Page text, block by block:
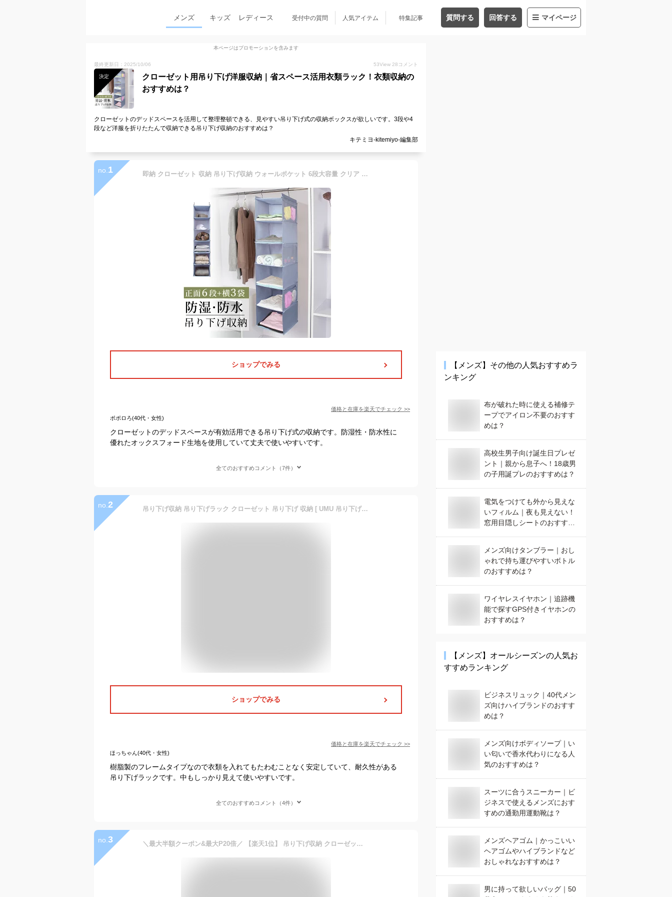
メンズ キッズ レディース 受付中の質問 人気アイテム 特集記事 質問する 回答する マイページ
本ページはプロモーションを含みます
最終更新日：2025/10/06 53View 28 コメント
決定
クローゼット用吊り下げ洋服収納｜省スペース活用衣類ラック！衣類収納の
おすすめは？
クローゼットのデッドスペースを活用して整理整頓できる、見やすい吊り下げ式の収納ボックスが欲しいです。3段や4
段など洋服を折りたたんで収納できる吊り下げ収納のおすすめは？
キテミヨ-kitemiyo-編集部
no. 1 即納 クローゼット 収納 吊り下げ収納 ウォールポケット 6段大容量 クリア 家庭選択 隙間収納 帽子掛け 靴下 下着 ズボン 衣類収納ラック 小物入れ 収納ボックス 折りたたみ 整理ボックス 手洗い可能 おしゃれ 北欧 新生活 ブルー ホワイト
ショップでみる
価格と在庫を楽天でチェック >>
ポポロろ(40代・女性)
クローゼットのデッドスペースが有効活用できる吊り下げ式の収納です。防湿性・防水性に
優れたオックスフォード生地を使用していて丈夫で使いやすいです。
全てのおすすめコメント（7件）
no. 2 吊り下げ収納 吊り下げラック クローゼット 吊り下げ 収納 [ UMU 吊り下げラック ( スリム5段｜レギュラー3段｜レギュラー5段 ) ] つり下げ 吊り下げ棚 プラスチック たためる 折りたたみ コンパクト 浮かせる収納 ロッカー ハンギングラック 吊るし セーター カバン MISM
ショップでみる
価格と在庫を楽天でチェック >>
ほっちゃん(40代・女性)
樹脂製のフレームタイプなので衣類を入れてもたわむことなく安定していて、耐久性がある
吊り下げラックです。中もしっかり見えて使いやすいです。
全てのおすすめコメント（4件）
no. 3 ＼最大半額クーポン&最大P20倍／ 【楽天1位】 吊り下げ収納 クローゼット 吊り収納 衣類収納 脱衣所 折りたたみ 吊るす 下着 小物 タオル 収納 吊り下げ式 ラック 2段 3段 4段 ランドリー ポケット付 吊下 衣類 ハンカチ 帽子 ランドセル 洗面所 隙間収納
【メンズ】 その他の人気おすすめラ
ンキング
布が破れた時に使える補修テ
ープでアイロン不要のおすす
めは？
高校生男子向け誕生日プレゼ
ント｜親から息子へ！18歳男
の子用誕プレのおすすめは？
電気をつけても外から見えな
いフィルム｜夜も見えない！
窓用目隠しシートのおすすめ
メンズ向けタンブラー｜おし
ゃれで持ち運びやすいボトル
のおすすめは？
ワイヤレスイヤホン｜追跡機
能で探すGPS付きイヤホンの
おすすめは？
【メンズ】 オールシーズンの人気お
すすめランキング
ビジネスリュック｜40代メン
ズ向けハイブランドのおすす
めは？
メンズ向けボディソープ｜い
い匂いで香水代わりになる人
気のおすすめは？
スーツに合うスニーカー｜ビ
ジネスで使えるメンズにおす
すめの通勤用運動靴は？
メンズヘアゴム｜かっこいい
ヘアゴムやハイブランドなど
おしゃれなおすすめは？
男に持って欲しいバッグ｜50